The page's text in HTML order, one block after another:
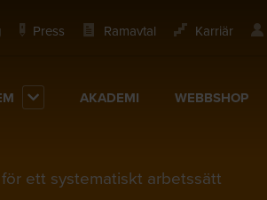
Press Ramavtal Karriär
AKADEMI WEBBSHOP
ett systematiskt arbetssätt